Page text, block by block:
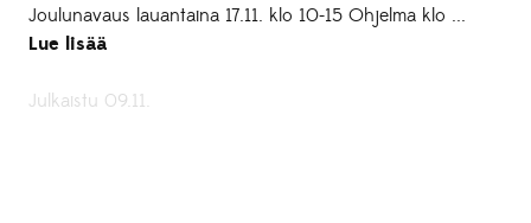
Joulunavaus lauantaina 17.11. klo 10-15 Ohjelma klo ...
Lue lisää
Julkaistu 09.11.